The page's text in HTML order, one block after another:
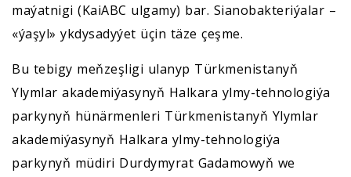
maýatnigi (KaiABC ulgamy) bar. Sianobakteriýalar –
«ýaşyl» ykdysadyýet üçin täze çeşme.
Bu tebigy meňzeşligi ulanyp Türkmenistanyň
Ylymlar akademiýasynyň Halkara ylmy-tehnologiýa
parkynyň hünärmenleri Türkmenistanyň Ylymlar
akademiýasynyň Halkara ylmy-tehnologiýa
parkynyň müdiri Durdymyrat Gadamowyň we